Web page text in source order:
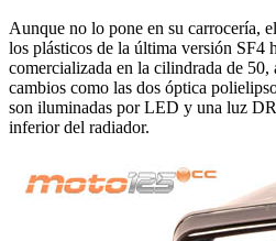
Aunque no lo pone en su carrocería,
los plásticos de la última versión SF4
comercializada en la cilindrada de 50,
cambios como las dos óptica
son iluminadas por LED y una luz
inferior del radiador.